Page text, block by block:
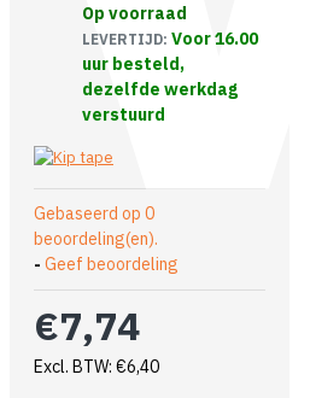
Op voorraad
LEVERTIJD: Voor 16.00
uur besteld,
dezelfde werkdag
verstuurd
Gebaseerd op 0
beoordeling(en).
- Geef beoordeling
€7,74
Excl. BTW: €6,40